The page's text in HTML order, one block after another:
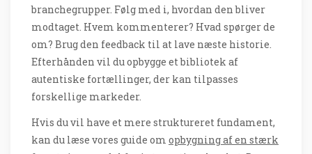
branchegrupper. Følg med i, hvordan den bliver
modtaget. Hvem kommenterer? Hvad spørger de
om? Brug den feedback til at lave næste historie.
Efterhånden vil du opbygge et bibliotek af
autentiske fortællinger, der kan tilpasses
forskellige markeder.
Hvis du vil have et mere struktureret fundament,
kan du læse vores guide om opbygning af en stærk